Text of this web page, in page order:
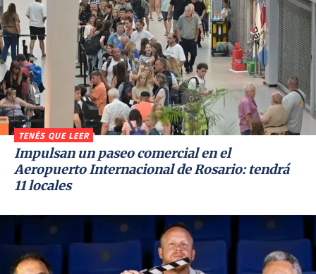
TENÉS QUE LEER
Impulsan un paseo comercial en el
Aeropuerto Internacional de Rosario: tendrá
11 locales